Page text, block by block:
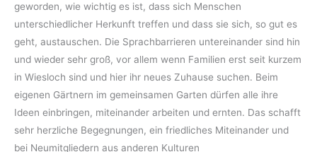
geworden, wie wichtig es ist, dass sich Menschen
unterschiedlicher Herkunft treffen und dass sie sich, so gut es
geht, austauschen. Die Sprachbarrieren untereinander sind hin
und wieder sehr groß, vor allem wenn Familien erst seit kurzem
in Wiesloch sind und hier ihr neues Zuhause suchen. Beim
eigenen Gärtnern im gemeinsamen Garten dürfen alle ihre
Ideen einbringen, miteinander arbeiten und ernten. Das schafft
sehr herzliche Begegnungen, ein friedliches Miteinander und
bei Neumitgliedern aus anderen Kulturen